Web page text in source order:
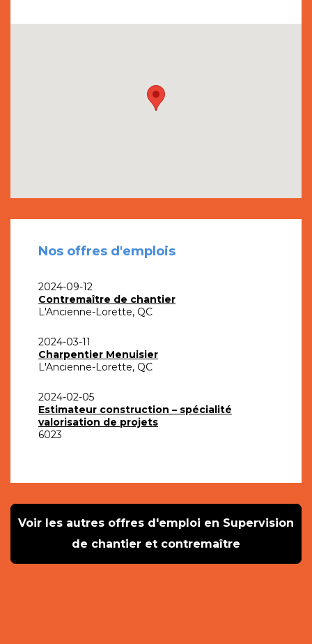
Nos offres d'emplois
2024-09-12
Contremaître de chantier
L'Ancienne-Lorette, QC
2024-03-11
Charpentier Menuisier
L'Ancienne-Lorette, QC
2024-02-05
Estimateur construction – spécialité
valorisation de projets
6023
Voir les autres offres d'emploi en Supervision
de chantier et contremaître